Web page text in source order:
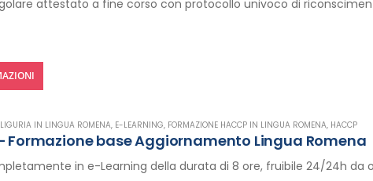
attestato a fine corso con protocollo univoco di
IN LINGUA ROMENA, E-LEARNING, FORMAZIONE HACCP IN LINGUA ROMENA, HACCP
Formazione base Aggiornamento Lingua Romena
in e-Learning della durata di 8 ore, fruibile 24/24h da